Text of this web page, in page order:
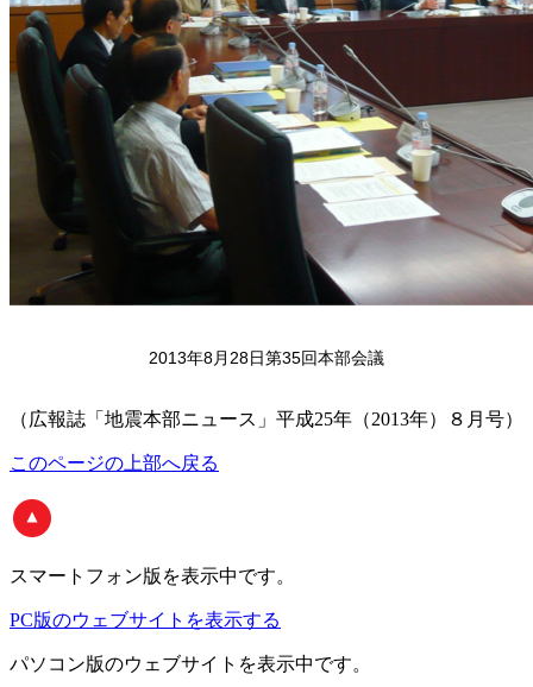
2013年8月28日第35回本部会議
（広報誌「地震本部ニュース」平成25年（2013年）８月号）
このページの上部へ戻る
スマートフォン版 を表示中です。
PC版のウェブサイトを表示する
パソコン版のウェブサイトを表示中です。